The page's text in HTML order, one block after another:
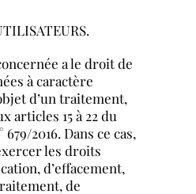
a le droit de
à caractère
d’un traitement,
articles 15 à 22 du
2016. Dans ce cas,
les droits
d’effacement,
de